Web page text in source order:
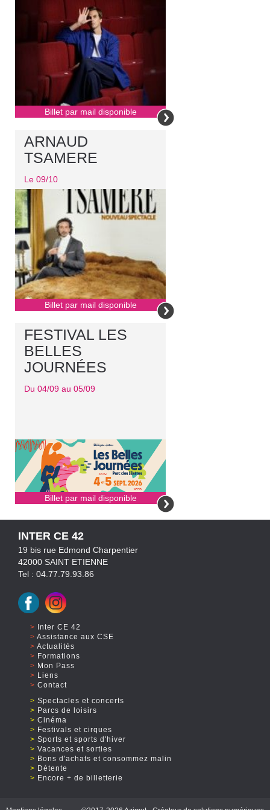
Billet par mail disponible
Billet par mail disponible
ARNAUD
TSAMERE
Le 09/10
Billet par mail disponible
FESTIVAL LES
BELLES
JOURNÉES
Du 04/09 au 05/09
INTER CE 42
19 bis rue Edmond Charpentier
42000 SAINT ETIENNE
Tel : 04.77.79.93.86
Inter CE 42
Assistance aux CSE
Actualités
Formations
Mon Pass
Liens
Contact
Spectacles et concerts
Parcs de loisirs
Cinéma
Festivals et cirques
Sports et sports d'hiver
Vacances et sorties
Bons d'achats et consommez malin
Détente
Encore + de billetterie